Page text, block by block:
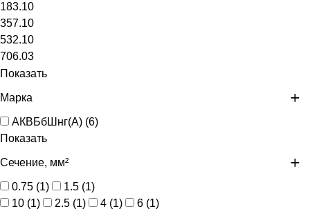
183.10
357.10
532.10
706.03
Показать
Марка
АКВБбШнг(А) (6)
Показать
Сечение, мм²
0.75 (1) 1.5 (1)
10 (1) 2.5 (1) 4 (1) 6 (1)